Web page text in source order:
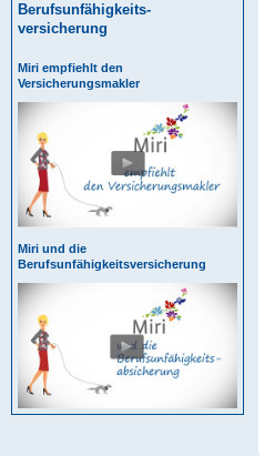
Berufsunfähigkeits-
versicherung
Miri empfiehlt den
Versicherungsmakler
Miri und die
Berufsunfähigkeitsversicherung